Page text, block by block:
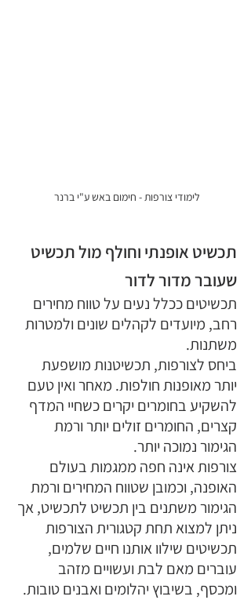
לימודי צורפות - חימום באש ע"י ברנר
תכשיט אופנתי וחולף מול תכשיט
שעובר מדור לדור
תכשיטים ככלל נעים על טווח מחירים
רחב, מיועדים לקהלים שונים ולמטרות
משתנות.
ביחס לצורפות, תכשיטנות מושפעת
יותר מאופנות חולפות. מאחר ואין טעם
להשקיע בחומרים יקרים כשחיי המדף
קצרים, החומרים זולים יותר ורמת
הגימור נמוכה יותר.
צורפות אינה חפה ממגמות בעולם
האופנה, וכמובן שטווח המחירים ורמת
הגימור משתנים בין תכשיט לתכשיט, אך
ניתן למצוא תחת קטגורית הצורפות
תכשיטים שילוו אותנו חיים שלמים,
עוברים מאם לבת ועשויים מזהב
ומכסף, בשיבוץ יהלומים ואבנים טובות.